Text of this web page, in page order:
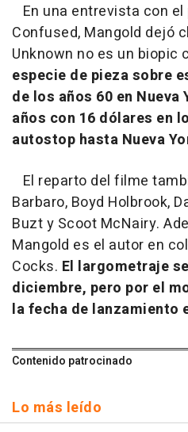
En una entrevista con
Confused, Mangold dejó
Unknown no es un biopic
especie de pieza sobre
de los años 60 en Nueva
años con 16 dólares en
autostop hasta Nueva
El reparto del filme
Barbaro, Boyd Holbrook,
Buzt y Scoot McNairy.
Mangold es el autor en
Cocks. El largometraje
diciembre, pero por el
la fecha de lanzamiento
Contenido patrocinado
Lo más leído